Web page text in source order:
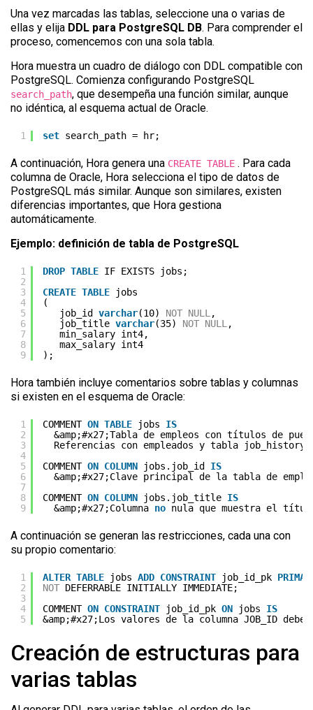
Una vez marcadas las tablas, seleccione una o varias de
ellas y elija DDL para PostgreSQL DB. Para comprender el
proceso, comencemos con una sola tabla.
Hora muestra un cuadro de diálogo con DDL compatible con
PostgreSQL. Comienza configurando PostgreSQL
search_path, que desempeña una función similar, aunque
no idéntica, al esquema actual de Oracle.
1 set search_path = hr;
A continuación, Hora genera una CREATE TABLE . Para cada
columna de Oracle, Hora selecciona el tipo de datos de
PostgreSQL más similar. Aunque son similares, existen
diferencias importantes, que Hora gestiona
automáticamente.
Ejemplo: definición de tabla de PostgreSQL
1
2
3
4
5
6
7
8
9
DROP TABLE IF EXISTS jobs;
CREATE TABLE
jobs
(
job_id varchar(10) NOT NULL ,
job_title varchar(35) NOT NULL ,
min_salary int4,
max_salary int4
);
Hora también incluye comentarios sobre tablas y columnas
si existen en el esquema de Oracle:
1
2
3
4
5
6
7
8
9
COMMENT ON TABLE jobs IS
&amp;#x27;Tabla de empleos con títulos de
Referencias con empleados y tabla
COMMENT ON COLUMN jobs.job_id IS
&amp;#x27;Clave principal de la tabla de
COMMENT ON COLUMN jobs.job_title IS
&amp;#x27;Columna no nula que muestra el título
A continuación se generan las restricciones, cada una con
su propio comentario:
1
2
3
4
5
ALTER TABLE jobs ADD CONSTRAINT job_id_pk
NOT DEFERRABLE INITIALLY IMMEDIATE;
COMMENT ON CONSTRAINT job_id_pk ON jobs IS
&amp;#x27;Los valores de la columna JOB_ID
Creación de estructuras para
varias tablas